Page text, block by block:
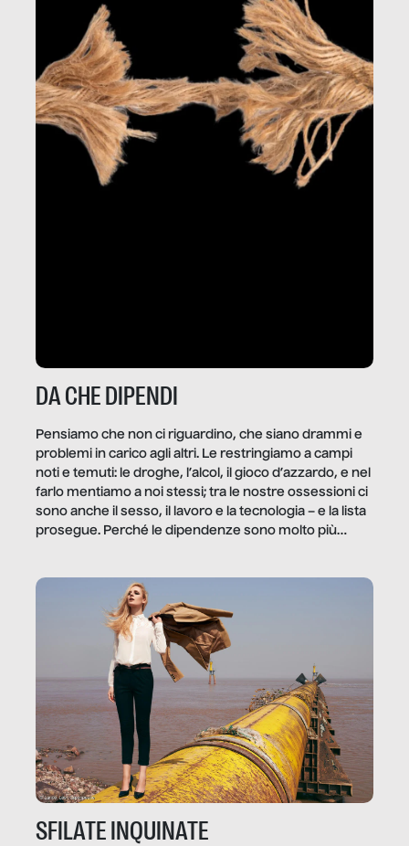
DA CHE DIPENDI
Pensiamo che non ci riguardino, che siano drammi e
problemi in carico agli altri. Le restringiamo a campi
noti e temuti: le droghe, l’alcol, il gioco d’azzardo, e nel
farlo mentiamo a noi stessi; tra le nostre ossessioni ci
sono anche il sesso, il lavoro e la tecnologia – e la lista
prosegue. Perché le dipendenze sono molto più
trae un guadagno. In questo reportage vediamo
quale e come.
SFILATE INQUINATE